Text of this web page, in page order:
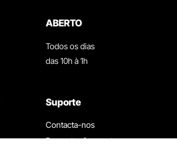
ABERTO
Todos os dias
das 10h à 1h
Suporte
Contacta-nos
Perguntas frequentes